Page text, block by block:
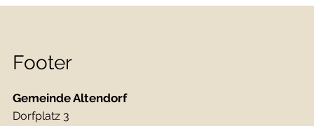
Footer
Gemeinde Altendorf
Dorfplatz 3